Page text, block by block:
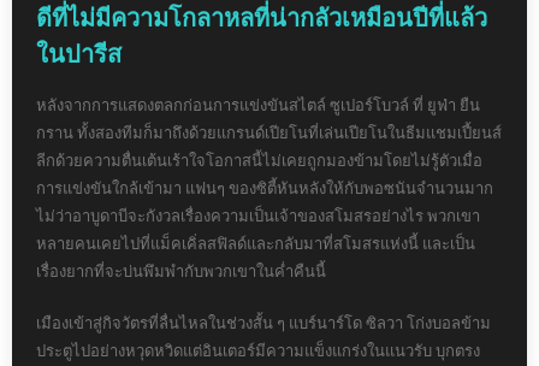
ดีที่ไม่มีความโกลาหลที่น่ากลัวเหมือนปีที่แล้ว
ในปารีส
หลังจากการแสดงตลกก่อนการแข่งขันสไตล์ ซูเปอร์โบวล์ ที่ ยูฟ่า ยืน
กราน ทั้งสองทีมก็มาถึงด้วยแกรนด์เปียโนที่เล่นเปียโนในธีมแชมเปี้ยนส์
ลีกด้วยความตื่นเต้นเร้าใจโอกาสนี้ไม่เคยถูกมองข้ามโดยไม่รู้ตัวเมื่อ
การแข่งขันใกล้เข้ามา แฟนๆ ของซิตี้หันหลังให้กับพอซนันจำนวนมาก
ไม่ว่าอาบูดาบีจะกังวลเรื่องความเป็นเจ้าของสโมสรอย่างไร พวกเขา
หลายคนเคยไปที่แม็คเคิ่ลสฟิลด์และกลับมาที่สโมสรแห่งนี้ และเป็น
เรื่องยากที่จะบ่นพึมพำกับพวกเขาในค่ำคืนนี้
เมืองเข้าสู่กิจวัตรที่ลื่นไหลในช่วงสั้น ๆ แบร์นาร์โด ซิลวา โก่งบอลข้าม
ประตูไปอย่างหวุดหวิดแต่อินเตอร์มีความแข็งแกร่งในแนวรับ บุกตรง